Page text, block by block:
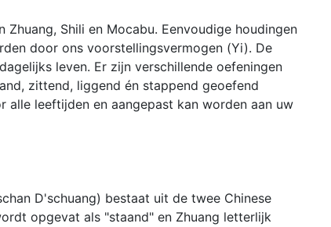
Shili en Mocabu. Eenvoudige houdingen
door ons voorstellingsvermogen (Yi). De
leven. Er zijn verschillende oefeningen
zittend, liggend én stappend geoefend
alle leeftijden en aangepast kan worden aan uw
D'schuang) bestaat uit de twee Chinese
opgevat als "staand" en Zhuang letterlijk